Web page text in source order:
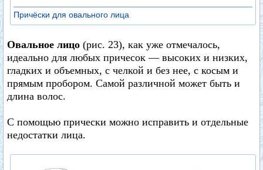
Причёски для овального лица
Овальное лицо (рис. 23), как уже отмечалось,
идеально для любых причесок — высоких и низких,
гладких и объемных, с челкой и без нее, с косым и
прямым пробором. Самой различной может быть и
длина волос.
С помощью прически можно исправить и отдельные
недостатки лица.